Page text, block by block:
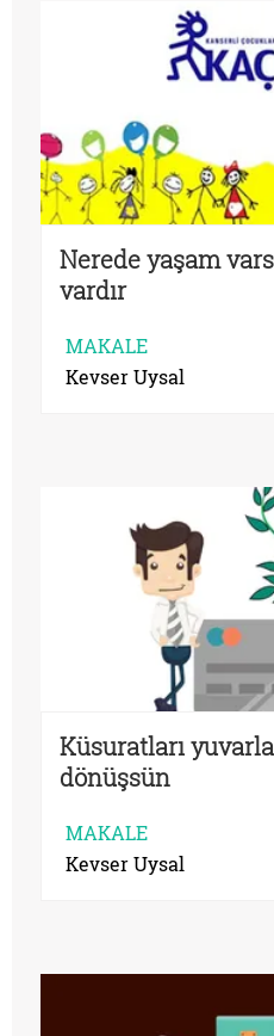
Nerede yaşam
vardır
MAKALE
Kevser Uysal
Küsuratları
dönüşsün
MAKALE
Kevser Uysal